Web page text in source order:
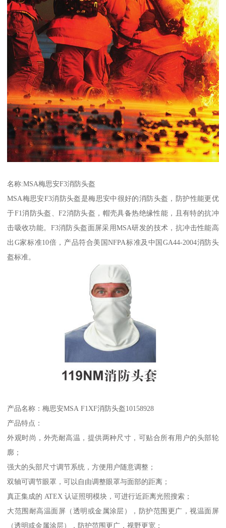
名称:MSA梅思安F3消防头盔
MSA梅思安F3消防头盔是梅思安中很好的消防头盔，防护性能更优
于F1消防头盔、F2消防头盔，帽壳具备热绝缘性能，且有特的抗冲
击吸收功能。F3消防头盔面屏采用MSA研发的技术，抗冲击性能高
出G家标准10倍，产品符合美国NFPA标准及中国GA44-2004消防头
盔标准。
产品名称：梅思安MSA F1XF消防头盔10158928
产品特点：
外观时尚，外壳耐高温，提供两种尺寸，可贴合所有用户的头部轮
廓；
强大的头部尺寸调节系统，方便用户随意调整；
双轴可调节眼罩，可以自由调整眼罩与面部的距离；
真正集成的 ATEX 认证照明模块，可进行近距离光照搜索；
大范围耐高温面屏（透明或金属涂层），防护范围更广，视温面屏
（透明或金属涂层），防护范围更广，视野更宽；